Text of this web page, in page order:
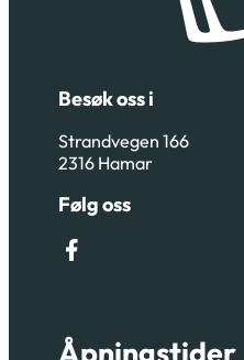
Besøk oss i
Strandvegen 166
2316 Hamar
Følg oss
Følg oss på Facebook
Åpningstider